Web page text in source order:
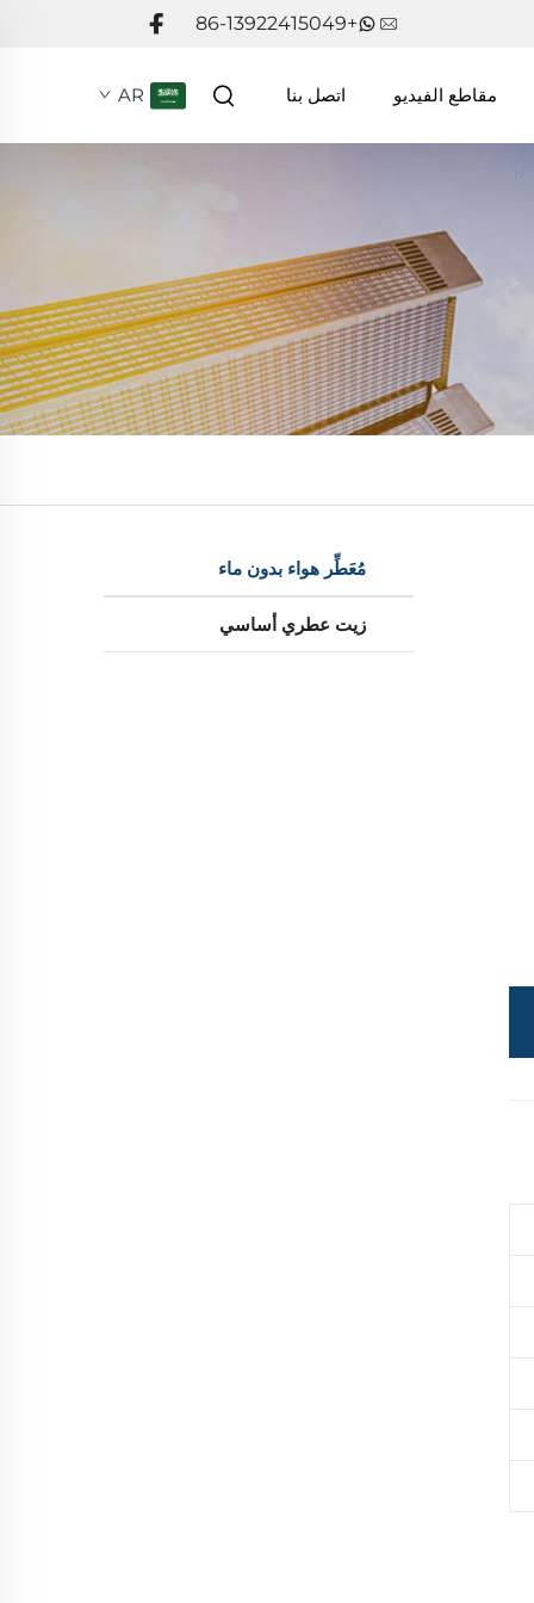
+86-13922415049
مقاطع الفيديو اتصل بنا AR
مُعَطِّر هواء بدون ماء
زيت عطري أساسي